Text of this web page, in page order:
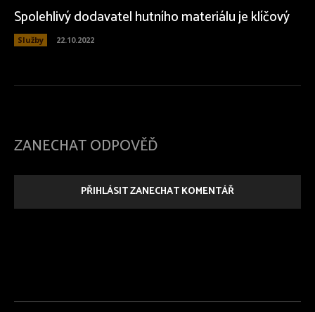
Spolehlivý dodavatel hutního materiálu je klíčový
Služby 22.10.2022
ZANECHAT ODPOVĚĎ
PŘIHLÁSIT ZANECHAT KOMENTÁŘ